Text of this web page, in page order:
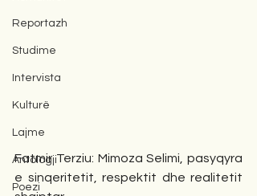
Reportazh
Studime
Intervista
Kulturë
Lajme
Antologji
Poezi
Fatmir Terziu: Mimoza Selimi, pasyqyra
e sinqeritetit, respektit dhe realitetit